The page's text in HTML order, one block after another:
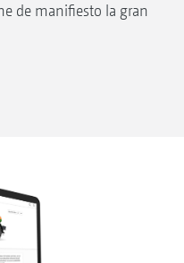
de manifiesto la gran